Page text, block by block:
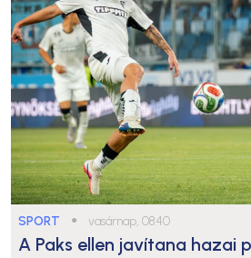
SPORT ● vasárnap, 08:40
A Paks ellen javítana hazai